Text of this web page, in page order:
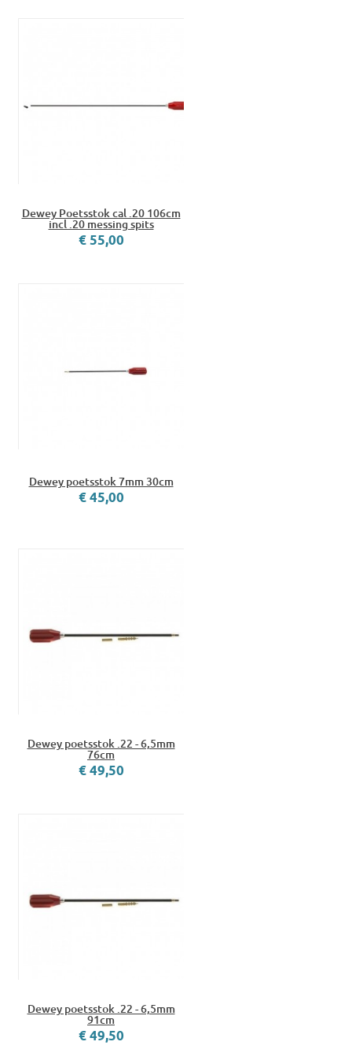
Dewey Poetsstok cal .20 106cm
incl .20 messing spits
€ 55,00
Dewey poetsstok 7mm 30cm
€ 45,00
Dewey poetsstok .22 - 6,5mm
76cm
€ 49,50
Dewey poetsstok .22 - 6,5mm
91cm
€ 49,50